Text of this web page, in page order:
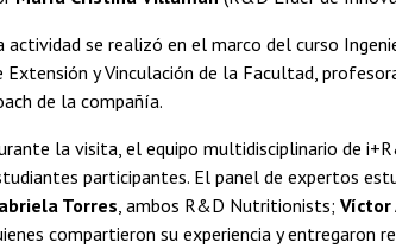
actividad se realizó en el marco del curso
Extensión y Vinculación de la Facultad,
de la compañía.
la visita, el equipo multidisciplinario de
participantes. El panel de expertos
Torres , ambos R&D Nutritionists; Víctor
compartieron su experiencia y entregaron